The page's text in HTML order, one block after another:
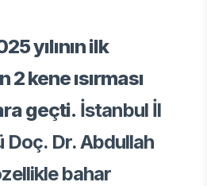
yılının ilk
2 kene ısırması
geçti. İstanbul İl
Doç. Dr. Abdullah
bahar